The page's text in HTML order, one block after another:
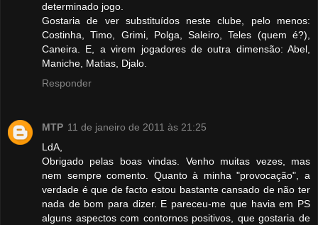
determinado jogo.
Gostaria de ver substituídos neste clube, pelo menos:
Costinha, Timo, Grimi, Polga, Saleiro, Teles (quem é?),
Caneira. E, a virem jogadores de outra dimensão: Abel,
Maniche, Matias, Djalo.
Responder
MTP 11 de janeiro de 2011 às 21:25
LdA,
Obrigado pelas boas vindas. Venho muitas vezes, mas
nem sempre comento. Quanto à minha "provocação", a
verdade é que de facto estou bastante cansado de não ter
nada de bom para dizer. E pareceu-me que havia em PS
alguns aspectos com contornos positivos, que gostaria de